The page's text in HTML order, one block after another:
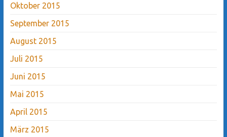
Oktober 2015
September 2015
August 2015
Juli 2015
Juni 2015
Mai 2015
April 2015
März 2015